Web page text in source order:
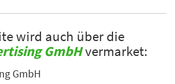
wird auch über die
GmbHvermarket:
GmbH